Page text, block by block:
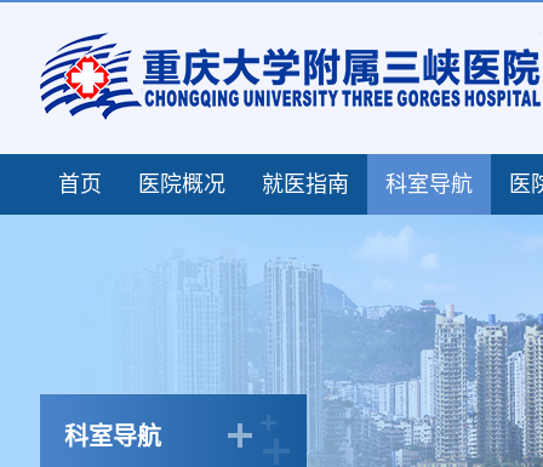
首页 医院概况 就医指南 科室导航 医
科室导航